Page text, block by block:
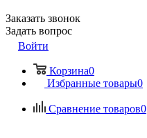
Заказать звонок
Задать вопрос
Войти
Корзина0
Избранные товары0
Сравнение товаров0